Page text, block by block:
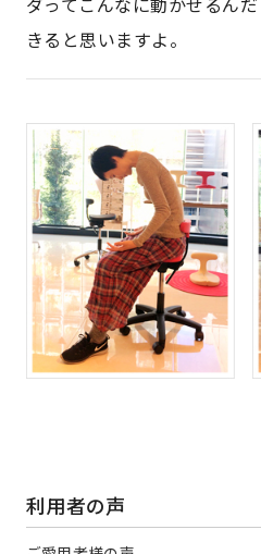
きると思いますよ。
利用者の声